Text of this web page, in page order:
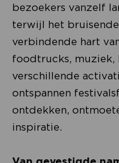
bezoekers vanzelf
terwijl het
verbindende hart
foodtrucks, muziek,
verschillende
ontspannen
ontdekken,
inspiratie.